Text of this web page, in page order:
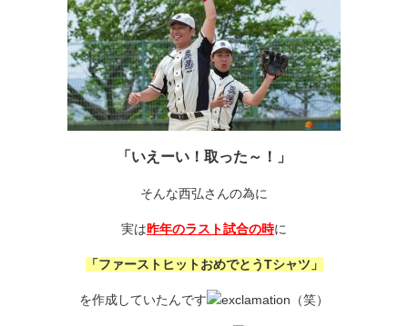
「いえーい！取った～！」
そんな西弘さんの為に
実は昨年のラスト試合の時に
「ファーストヒットおめでとうTシャツ」
を作成していたんです （笑）